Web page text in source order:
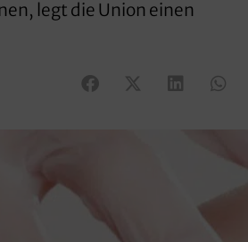
legt die Union einen